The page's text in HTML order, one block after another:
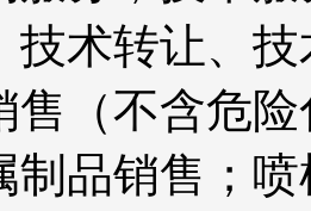
技术转让、
售（不含危
制品销售；